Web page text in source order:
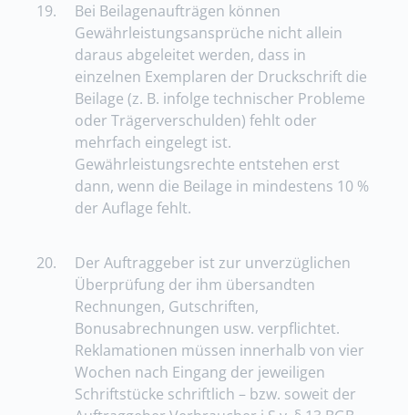
19.
Bei Beilagenaufträgen können
Gewährleistungsansprüche nicht allein
daraus abgeleitet werden, dass in
einzelnen Exemplaren der Druckschrift die
Beilage (z. B. infolge technischer Probleme
oder Trägerverschulden) fehlt oder
mehrfach eingelegt ist.
Gewährleistungsrechte entstehen erst
dann, wenn die Beilage in mindestens 10 %
der Auflage fehlt.
20.
Der Auftraggeber ist zur unverzüglichen
Überprüfung der ihm übersandten
Rechnungen, Gutschriften,
Bonusabrechnungen usw. verpflichtet.
Reklamationen müssen innerhalb von vier
Wochen nach Eingang der jeweiligen
Schriftstücke schriftlich – bzw. soweit der